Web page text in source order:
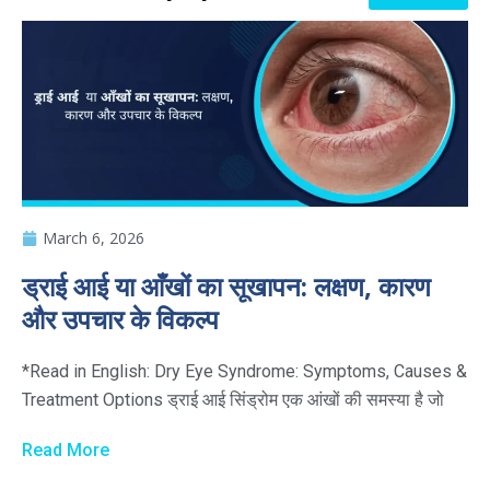
March 6, 2026
ड्राई आई या आँखों का सूखापन: लक्षण, कारण
और उपचार के विकल्प
*Read in English: Dry Eye Syndrome: Symptoms, Causes &
Treatment Options ड्राई आई सिंड्रोम एक आंखों की समस्या है जो
Read More